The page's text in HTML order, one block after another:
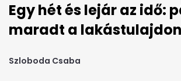
Egy hét és lejár az idő:
maradt a
Szloboda Csaba